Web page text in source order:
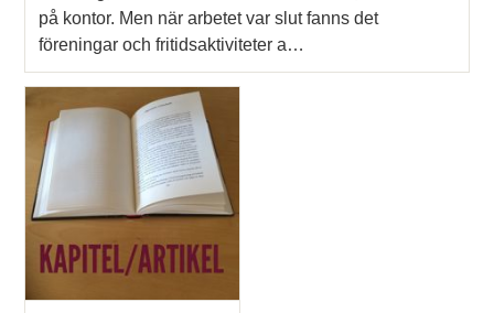
på kontor. Men när arbetet var slut fanns det
föreningar och fritidsaktiviteter a…